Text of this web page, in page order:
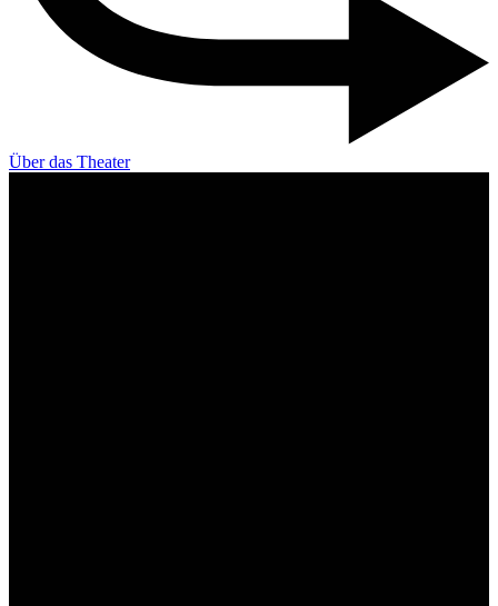
Über das Theater